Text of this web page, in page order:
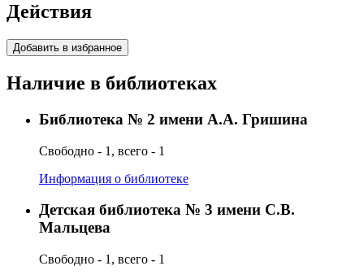
Действия
Добавить в избранное
Наличие в библиотеках
Библиотека № 2 имени А.А. Гришина
Свободно - 1, всего - 1
Информация о библиотеке
Детская библиотека № 3 имени С.В.
Мальцева
Свободно - 1, всего - 1